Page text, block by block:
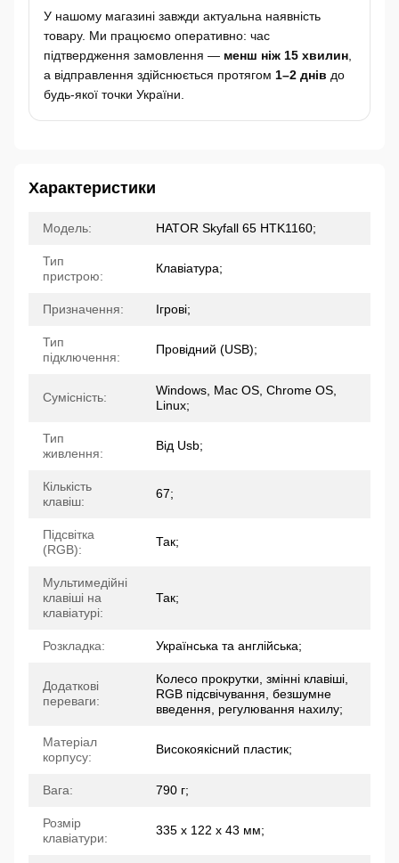
У нашому магазині завжди актуальна наявність
товару. Ми працюємо оперативно: час
підтвердження замовлення — менш ніж 15 хвилин
а відправлення здійснюється протягом 1–2 днів до
будь-якої точки України.
Характеристики
Модель: HATOR Skyfall 65 HTK1160;
Тип
пристрою:
Клавіатура;
Призначення: Ігрові;
Тип
підключення:
Провідний (USB);
Сумісність:
Windows, Mac OS, Chrome OS,
Linux;
Тип
живлення:
Від Usb;
Кількість
клавіш:
67;
Підсвітка
(RGB):
Так;
Мультимедійні
клавіші на
клавіатурі:
Так;
Розкладка: Українська та англійська;
Додаткові
переваги:
Колесо прокрутки, змінні клавіші,
RGB підсвічування, безшумне
введення, регулювання нахилу;
Матеріал
корпусу:
Високоякісний пластик;
Вага: 790 г;
Розмір
клавіатури:
335 x 122 x 43 мм;